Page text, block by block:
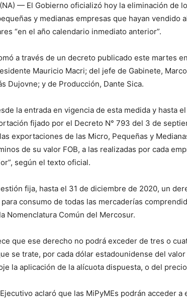
(NA) — El Gobierno oficializó hoy la eliminación de
y medianas empresas que hayan vendido
“en el año calendario inmediato anterior”.
a través de un decreto publicado este martes
Mauricio Macri; del jefe de Gabinete,
Dujovne; y de Producción, Dante Sica.
la entrada en vigencia de esta medida y hasta
fijado por el Decreto N° 793 del 3 de
exportaciones de las Micro, Pequeñas y
de su valor FOB, a las realizadas por cada
según el texto oficial.
fija, hasta el 31 de diciembre de 2020, un
consumo de todas las mercaderías
Nomenclatura Común del Mercosur.
que ese derecho no podrá exceder de tres o
se trate, por cada dólar estadounidense del
la aplicación de la alícuota dispuesta, o del
aclaró que las MiPyMEs podrán acceder